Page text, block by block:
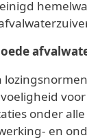
onder
en